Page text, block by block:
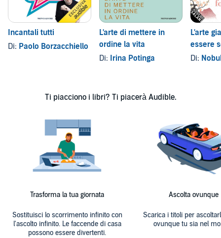
Incantali tutti
Di: Paolo Borzacchiello
L'arte di mettere in
ordine la vita
Di: Irina Potinga
L'arte
essere
fortunati
Di:
Ti piacciono i libri? Ti piacerà Audible.
Trasforma la tua giornata
Sostituisci lo scorrimento infinito con
l'ascolto infinito. Le faccende di casa
possono essere divertenti.
Ascolta ovunque
Scarica i titoli per
ovunque tu sia nel